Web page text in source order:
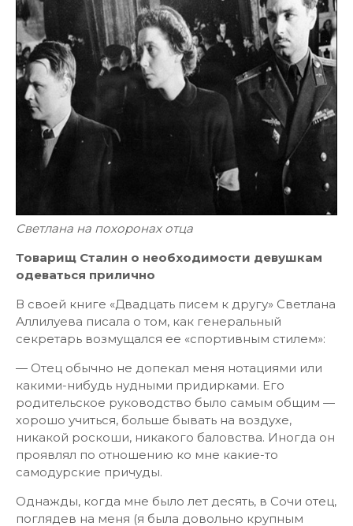
Светлана на похоронах отца
Товарищ Сталин о необходимости девушкам
одеваться прилично
В своей книге «Двадцать писем к другу» Светлана
Аллилуева писала о том, как генеральный
секретарь возмущался ее «спортивным стилем»:
— Отец обычно не допекал меня нотациями или
какими-нибудь нудными придирками. Его
родительское руководство было самым общим —
хорошо учиться, больше бывать на воздухе,
никакой роскоши, никакого баловства. Иногда он
проявлял по отношению ко мне какие-то
самодурские причуды.
Однажды, когда мне было лет десять, в Сочи отец,
поглядев на меня (я была довольно крупным